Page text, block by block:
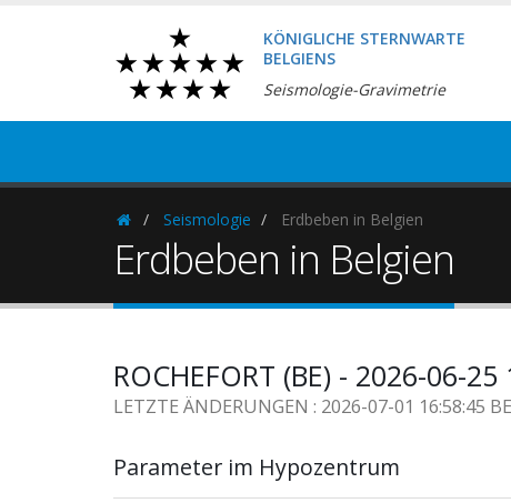
KÖNIGLICHE STERNWARTE
BELGIENS
Seismologie-Gravimetrie
HomepageSeismologie Erdbeben in Belgien
Erdbeben in Belgien
ROCHEFORT (BE) - 2026-06-
LETZTE ÄNDERUNGEN : 2026-07-01 16:58:45
Parameter im Hypozentrum